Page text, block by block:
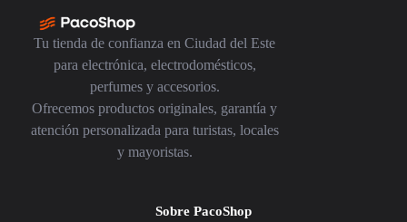
Tu tienda de confianza en Ciudad del Este
para electrónica, electrodomésticos,
perfumes y accesorios.
Ofrecemos productos originales, garantía y
atención personalizada para turistas, locales
y mayoristas.
Sobre PacoShop